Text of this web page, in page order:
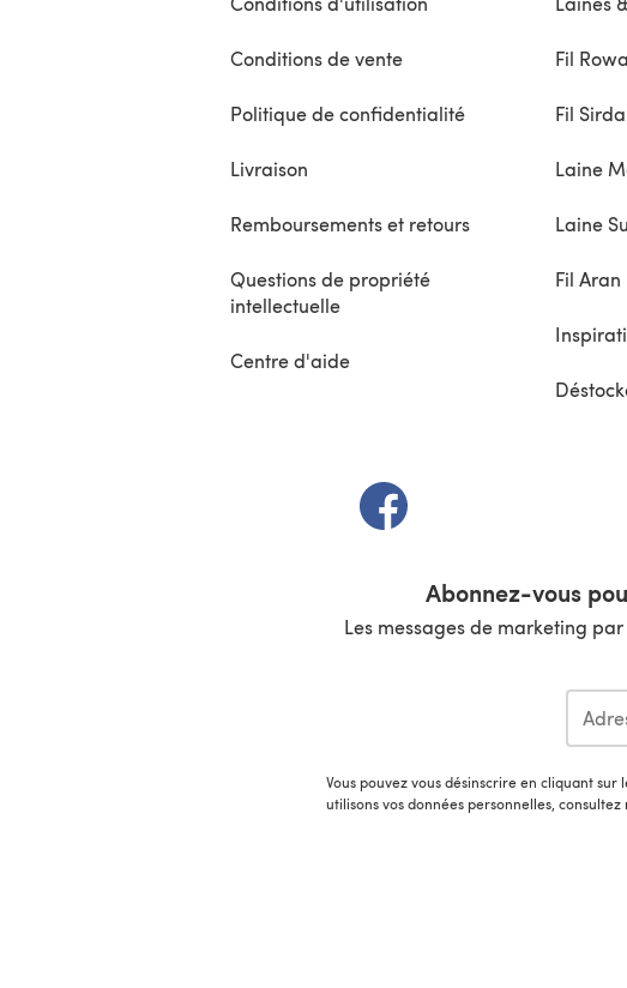
Conditions de vente
Politique de confidentialité
Livraison
Remboursements et retours
Questions de propriété
intellectuelle
Centre d'aide
Fil
Fil
Laine
Laine
Fil Aran
(s'ouvre dans un nouvel
Abonnez-vous
Les messages de marketing
Vous pouvez vous désinscrire en cliquant
utilisons vos données personnelles, consultez